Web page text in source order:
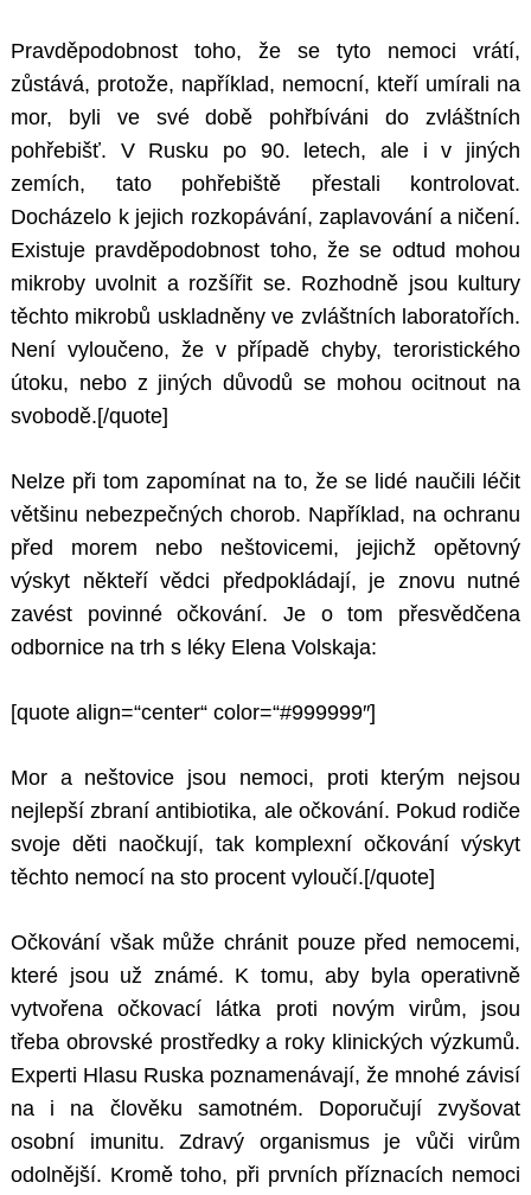
Pravděpodobnost toho, že se tyto nemoci vrátí,
zůstává, protože, například, nemocní, kteří umírali na
mor, byli ve své době pohřbíváni do zvláštních
pohřebišť. V Rusku po 90. letech, ale i v jiných
zemích, tato pohřebiště přestali kontrolovat.
Docházelo k jejich rozkopávání, zaplavování a ničení.
Existuje pravděpodobnost toho, že se odtud mohou
mikroby uvolnit a rozšířit se. Rozhodně jsou kultury
těchto mikrobů uskladněny ve zvláštních laboratořích.
Není vyloučeno, že v případě chyby, teroristického
útoku, nebo z jiných důvodů se mohou ocitnout na
svobodě.[/quote]
Nelze při tom zapomínat na to, že se lidé naučili léčit
většinu nebezpečných chorob. Například, na ochranu
před morem nebo neštovicemi, jejichž opětovný
výskyt někteří vědci předpokládají, je znovu nutné
zavést povinné očkování. Je o tom přesvědčena
odbornice na trh s léky Elena Volskaja:
[quote align=“center“ color=“#999999″]
Mor a neštovice jsou nemoci, proti kterým nejsou
nejlepší zbraní antibiotika, ale očkování. Pokud rodiče
svoje děti naočkují, tak komplexní očkování výskyt
těchto nemocí na sto procent vyloučí.[/quote]
Očkování však může chránit pouze před nemocemi,
které jsou už známé. K tomu, aby byla operativně
vytvořena očkovací látka proti novým virům, jsou
třeba obrovské prostředky a roky klinických výzkumů.
Experti Hlasu Ruska poznamenávají, že mnohé závisí
na i na člověku samotném. Doporučují zvyšovat
osobní imunitu. Zdravý organismus je vůči virům
odolnější. Kromě toho, při prvních příznacích nemoci